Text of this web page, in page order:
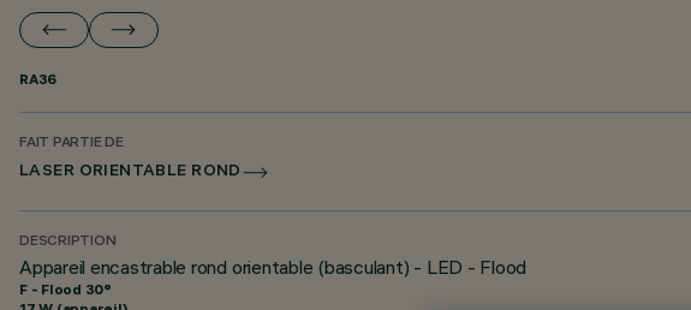
RA36
FAIT PARTIE DE
LASER ORIENTABLE ROND
DESCRIPTION
Appareil encastrable rond orientable (basculant) - LED - Flood
F - Flood 30°